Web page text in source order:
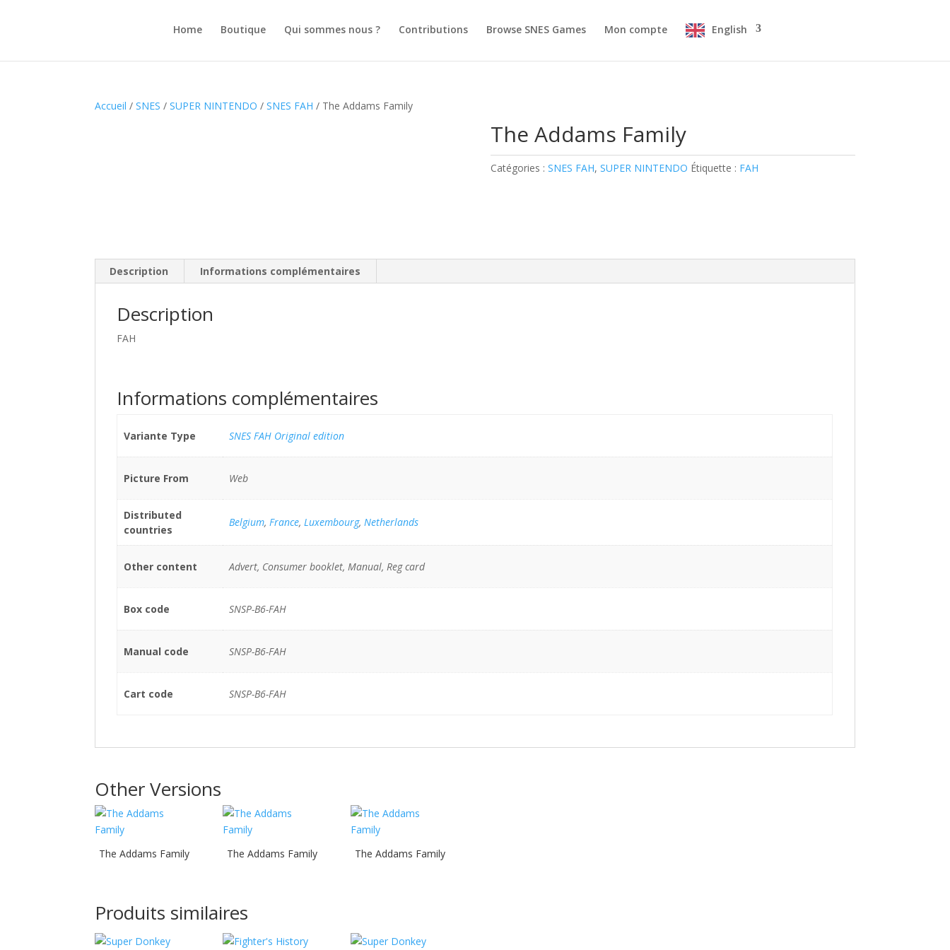
Home Boutique Qui sommes nous ? Contributions Browse SNES Games Mon compte English
Accueil /SNES /SUPER NINTENDO /SNES FAH / The Addams Family
The Addams Family
Catégories : SNES FAH, SUPER NINTENDO Étiquette : FAH
Description Informations complémentaires
Description
FAH
Informations complémentaires
Variante Type SNES FAH Original edition
Picture From Web
Distributed
countries
Belgium, France, Luxembourg, Netherlands
Other content Advert, Consumer booklet, Manual, Reg card
Box code SNSP-B6-FAH
Manual code SNSP-B6-FAH
Cart code SNSP-B6-FAH
Other Versions
The Addams Family The Addams Family The Addams Family
Produits similaires